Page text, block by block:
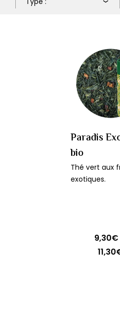
Paradis
bio
Thé vert aux
exotiques.
9,30€
11,30